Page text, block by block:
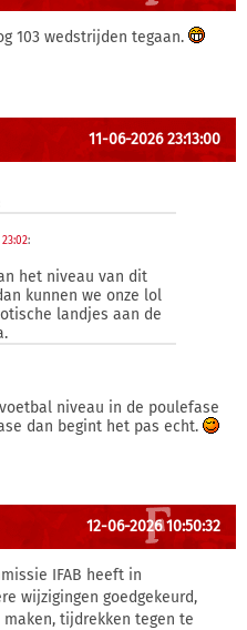
103 wedstrijden tegaan.
11-06-2026 23:13:00
:
het niveau van dit
kunnen we onze lol
landjes aan de
niveau in de poulefase
dan begint het pas echt.
12-06-2026 10:50:32
IFAB heeft in
wijzigingen goedgekeurd,
tijdrekken tegen te